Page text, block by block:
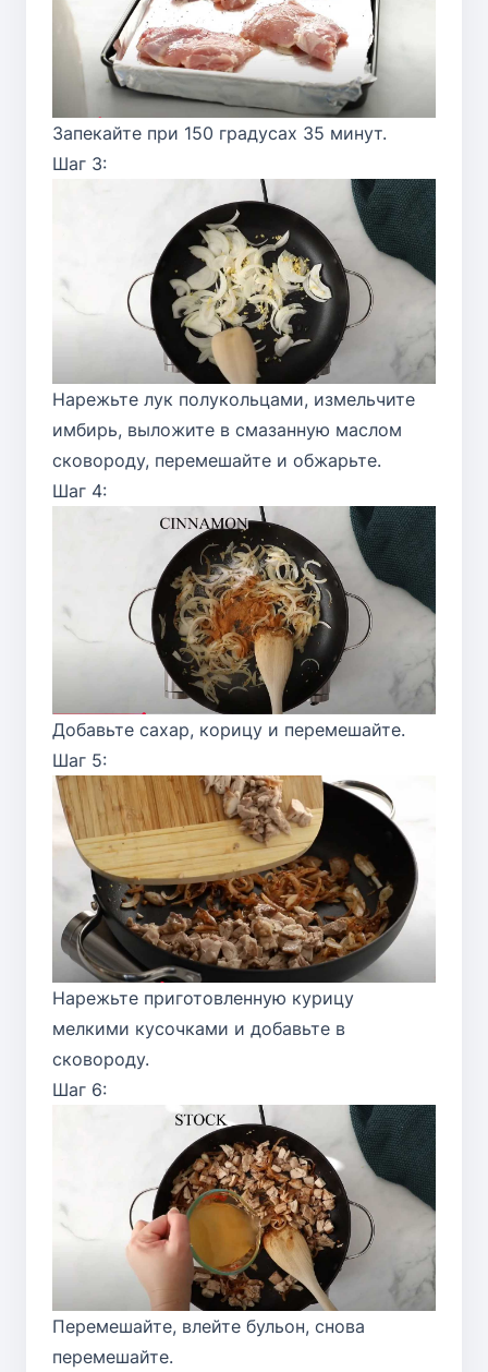
Запекайте при 150 градусах 35 минут.
Шаг 3:
Нарежьте лук полукольцами, измельчите
имбирь, выложите в смазанную маслом
сковороду, перемешайте и обжарьте.
Шаг 4:
Добавьте сахар, корицу и перемешайте.
Шаг 5:
Нарежьте приготовленную курицу
мелкими кусочками и добавьте в
сковороду.
Шаг 6:
Перемешайте, влейте бульон, снова
перемешайте.